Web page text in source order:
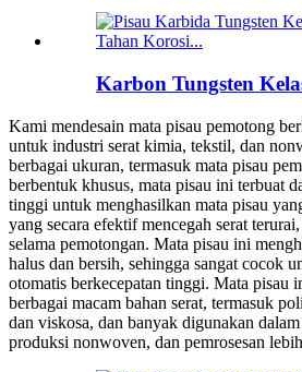
Karbon Tungsten
Kami mendesain mata pisau pemotong
untuk industri serat kimia, tekstil, dan
berbagai ukuran, termasuk mata pisau
berbentuk khusus, mata pisau ini terbuat
tinggi untuk menghasilkan mata pisau
yang secara efektif mencegah serat
selama pemotongan. Mata pisau ini
halus dan bersih, sehingga sangat cocok
otomatis berkecepatan tinggi. Mata pisau
berbagai macam bahan serat, termasuk
dan viskosa, dan banyak digunakan
produksi nonwoven, dan pemrosesan